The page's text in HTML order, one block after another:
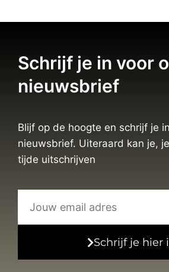
Schrijf je in voor
nieuwsbrief
Blijf op de hoogte en schrijf je
nieuwsbrief. Uiteraard kan je,
tijde uitschrijven
Schrijf je hier